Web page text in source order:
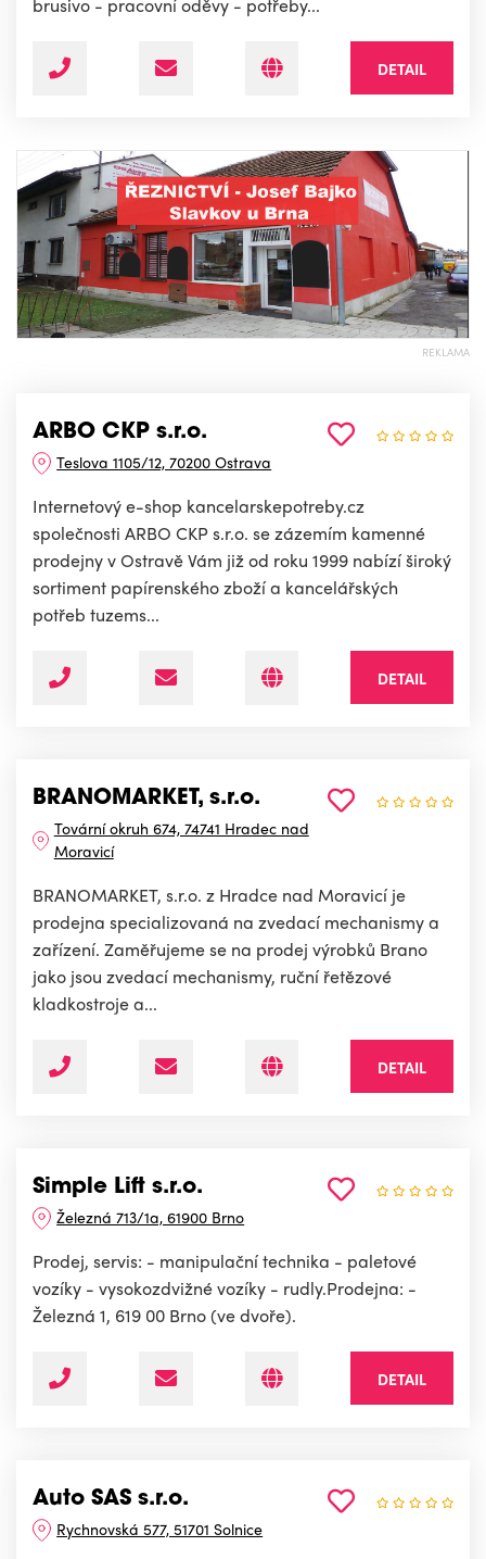
DETAIL
REKLAMA
ARBO CKP s.r.o.
Teslova 1105/12, 70200 Ostrava
Internetový e-shop kancelarskepotreby.cz
společnosti ARBO CKP s.r.o. se zázemím kamenné
prodejny v Ostravě Vám již od roku 1999 nabízí široký
sortiment papírenského zboží a kancelářských
potřeb tuzems...
DETAIL
BRANOMARKET, s.r.o.
Tovární okruh 674, 74741 Hradec nad
Moravicí
BRANOMARKET, s.r.o. z Hradce nad Moravicí je
prodejna specializovaná na zvedací mechanismy a
zařízení. Zaměřujeme se na prodej výrobků Brano
jako jsou zvedací mechanismy, ruční řetězové
kladkostroje a...
DETAIL
Simple Lift s.r.o.
Železná 713/1a, 61900 Brno
Prodej, servis: - manipulační technika - paletové
vozíky - vysokozdvižné vozíky - rudly.Prodejna: -
Železná 1, 619 00 Brno (ve dvoře).
DETAIL
Auto SAS s.r.o.
Rychnovská 577, 51701 Solnice